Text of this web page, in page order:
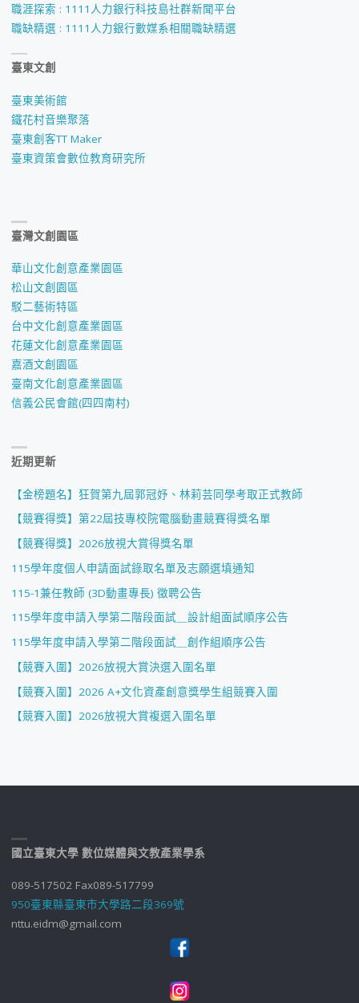
職涯探索 : 1111人力銀行科技島社群新聞平台
職缺精選 : 1111人力銀行數媒系相關職缺精選
臺東文創
臺東美術館
鐵花村音樂聚落
臺東創客TT Maker
臺東資策會數位教育研究所
臺灣文創園區
華山文化創意產業園區
松山文創園區
駁二藝術特區
台中文化創意產業園區
花蓮文化創意產業園區
嘉酒文創園區
臺南文化創意產業園區
信義公民會館(四四南村)
近期更新
【金榜題名】狂賀第九屆郭冠妤、林莉芸同學考取正式教師
【競賽得獎】第22屆技專校院電腦動畫競賽得獎名單
【競賽得獎】2026放視大賞得獎名單
115學年度個人申請面試錄取名單及志願選填通知
115-1兼任教師 (3D動畫專長) 徵聘公告
115學年度申請入學第二階段面試＿設計組面試順序公告
115學年度申請入學第二階段面試＿創作組順序公告
【競賽入圍】2026放視大賞決選入圍名單
【競賽入圍】2026 A+文化資產創意獎學生組競賽入圍
【競賽入圍】2026放視大賞複選入圍名單
國立臺東大學 數位媒體與文教產業學系
089-517502 Fax089-517799
950臺東縣臺東市大學路二段369號
nttu.eidm@gmail.com